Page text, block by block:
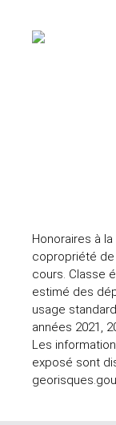
Honoraires à
copropriété
cours. Classe
estimé des
usage
années 2021,
Les
exposé sont